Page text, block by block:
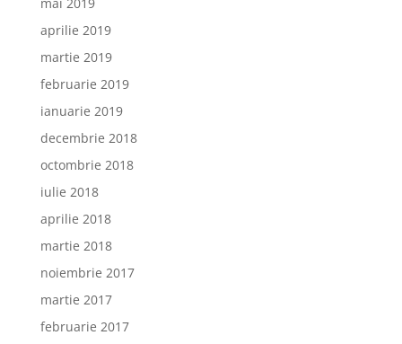
aprilie 2019
martie 2019
februarie 2019
ianuarie 2019
decembrie 2018
octombrie 2018
iulie 2018
aprilie 2018
martie 2018
noiembrie 2017
martie 2017
februarie 2017